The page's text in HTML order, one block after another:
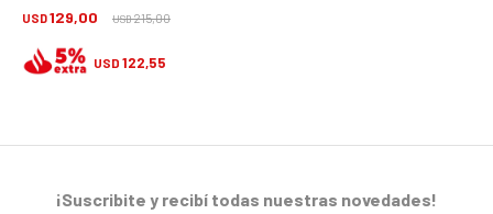
USD129,00 USD215,00
USD 122,55
¡Suscribite y recibí todas nuestras novedades!